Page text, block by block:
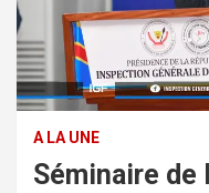
A LA UNE
Séminaire de